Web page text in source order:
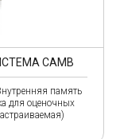
CAMB
память
для оценочных